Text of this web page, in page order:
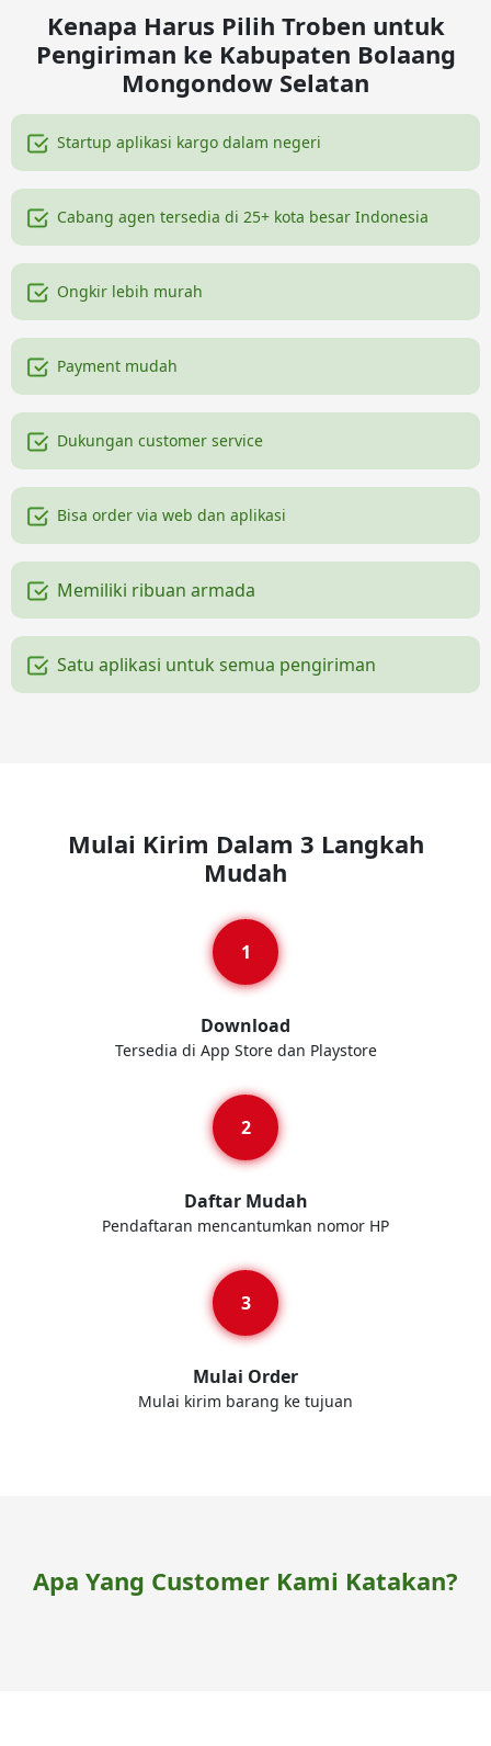
Kenapa Harus Pilih Troben untuk
Pengiriman ke Kabupaten Bolaang
Mongondow Selatan
Startup aplikasi kargo dalam negeri
Cabang agen tersedia di 25+ kota besar Indonesia
Ongkir lebih murah
Payment mudah
Dukungan customer service
Bisa order via web dan aplikasi
Memiliki ribuan armada
Satu aplikasi untuk semua pengiriman
Mulai Kirim Dalam 3 Langkah
Mudah
Download
Tersedia di App Store dan Playstore
Daftar Mudah
Pendaftaran mencantumkan nomor HP
Mulai Order
Mulai kirim barang ke tujuan
Apa Yang Customer Kami Katakan?